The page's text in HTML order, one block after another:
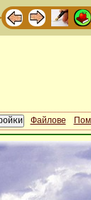
Файлове